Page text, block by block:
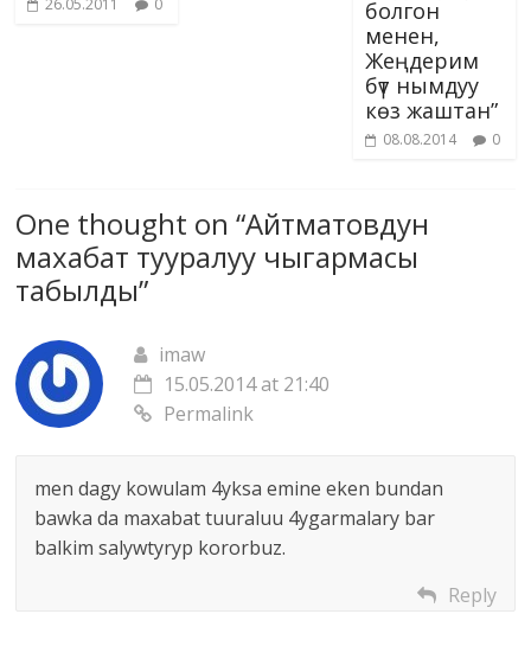
болгон
менен,
Жеңдерим
бүт нымдуу
көз жаштан”
08.08.2014 0
One thought on “Айтматовдун
махабат тууралуу чыгармасы
табылды”
imaw
15.05.2014 at 21:40
Permalink
men dagy kowulam 4yksa emine eken bundan
bawka da maxabat tuuraluu 4ygarmalary bar
balkim salywtyryp kororbuz.
Reply